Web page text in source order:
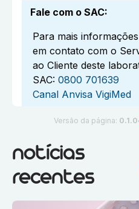
Fale com o SAC:
Para mais
em contato com o
ao Cliente deste
SAC: 0800 701639
Canal Anvisa VigiMed
Versão da página: 0.1.0
notícias
recentes